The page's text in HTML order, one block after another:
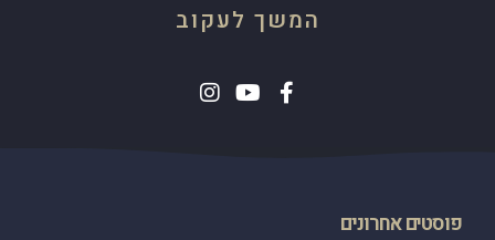
המשך לעקוב
פוסטים אחרונים